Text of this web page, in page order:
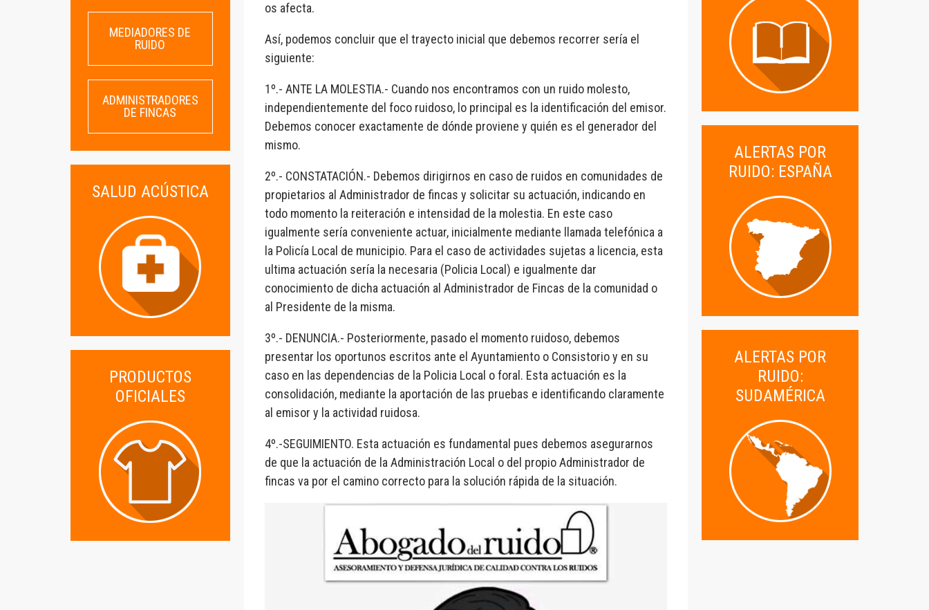
MEDIADORES DE
RUIDO
ADMINISTRADORES
DE FINCAS
SALUD ACÚSTICA
PRODUCTOS
OFICIALES
os afecta.
Así, podemos concluir que el trayecto inicial que debemos recorrer sería el
siguiente:
1º.- ANTE LA MOLESTIA.- Cuando nos encontramos con un ruido molesto,
independientemente del foco ruidoso, lo principal es la identificación del emisor.
Debemos conocer exactamente de dónde proviene y quién es el generador del
mismo.
2º.- CONSTATACIÓN.- Debemos dirigirnos en caso de ruidos en comunidades de
propietarios al Administrador de fincas y solicitar su actuación, indicando en
todo momento la reiteración e intensidad de la molestia. En este caso
igualmente sería conveniente actuar, inicialmente mediante llamada telefónica a
la Policía Local de municipio. Para el caso de actividades sujetas a licencia, esta
ultima actuación sería la necesaria (Policia Local) e igualmente dar
conocimiento de dicha actuación al Administrador de Fincas de la comunidad o
al Presidente de la misma.
3º.- DENUNCIA.- Posteriormente, pasado el momento ruidoso, debemos
presentar los oportunos escritos ante el Ayuntamiento o Consistorio y en su
caso en las dependencias de la Policia Local o foral. Esta actuación es la
consolidación, mediante la aportación de las pruebas e identificando claramente
al emisor y la actividad ruidosa.
4º.-SEGUIMIENTO. Esta actuación es fundamental pues debemos asegurarnos
de que la actuación de la Administración Local o del propio Administrador de
fincas va por el camino correcto para la solución rápida de la situación.
ALERTAS POR
RUIDO: ESPAÑA
ALERTAS POR
RUIDO:
SUDAMÉRICA